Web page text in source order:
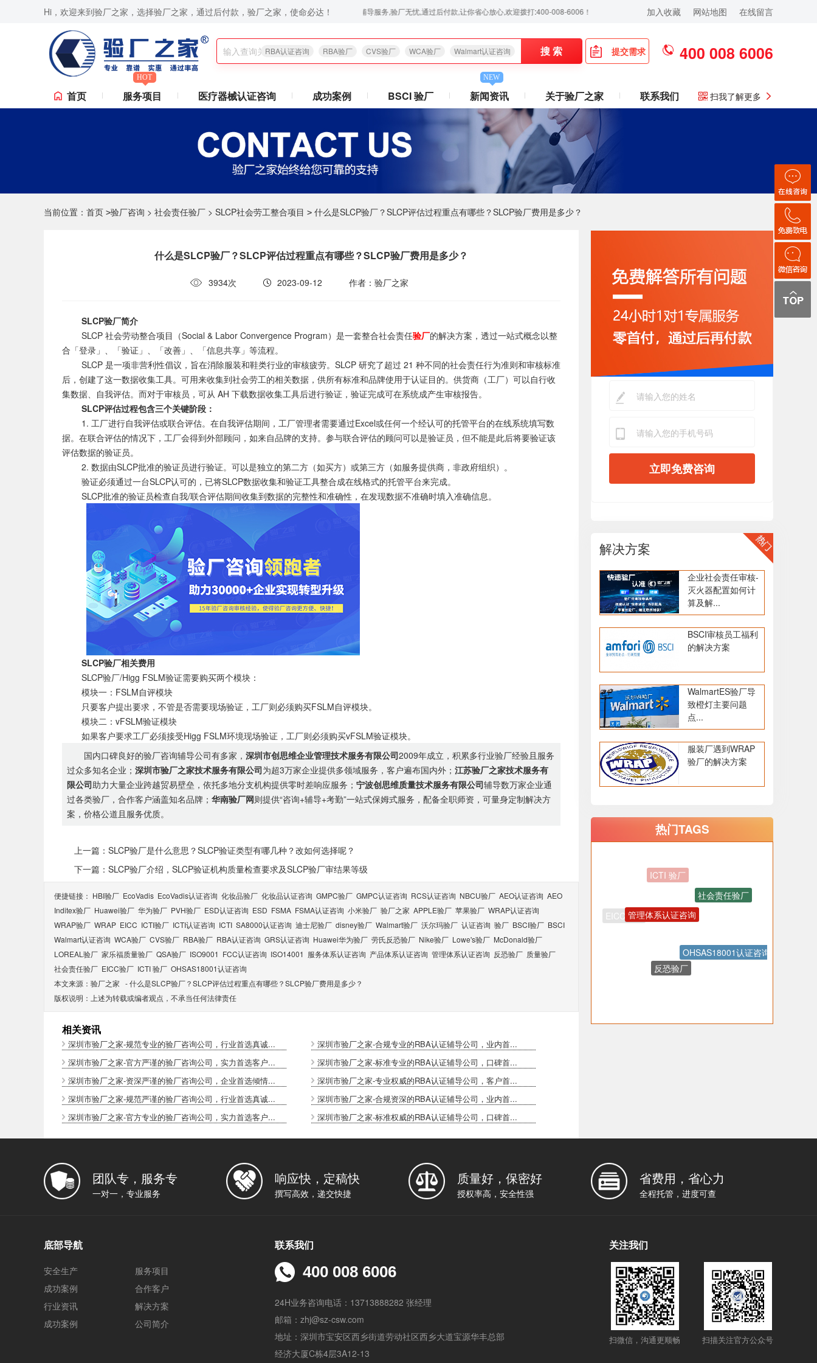
Hi，欢迎来到验厂之家，选择验厂之家，通过后付款，验厂之家，使命必达！
厂,ICTI验厂,Disney验厂,RBA认证咨询,ISO9001认证咨询,苹果验厂,华为验厂等一站式验厂咨询、验厂辅导服务,验厂无忧,通过后付款,让你省心放心,欢迎拨打:400-008-6006！ 加入收藏 网站地图 在线留言
RBA认证咨询 RBA验厂 CVS验厂 WCA验厂 Walmart认证咨询 搜 索 提交需求 400 008 6006
首页
HOT
服务项目 医疗器械认证咨询 成功案例 BSCI 验厂
NEW
新闻资讯 关于验厂之家 联系我们 扫我了解更多
当前位置： 首页 >验厂咨询 > 社会责任验厂 > SLCP社会劳工整合项目 > 什么是SLCP验厂？SLCP评估过程重点有哪些？SLCP验厂费用是多少？
什么是SLCP验厂？SLCP评估过程重点有哪些？SLCP验厂费用是多少？
3934次 2023-09-12 作者：验厂之家
SLCP验厂简介
SLCP 社会劳动整合项目（Social & Labor Convergence Program）是一套整合社会责任验厂的解决方案，透过一站式概念以整
合「登录」、「验证」、「改善」、「信息共享」等流程。
SLCP 是一项非营利性倡议，旨在消除服装和鞋类行业的审核疲劳。SLCP 研究了超过 21 种不同的社会责任行为准则和审核标准
后，创建了这一数据收集工具。可用来收集到社会劳工的相关数据，供所有标准和品牌使用于认证目的。供货商（工厂）可以自行收
集数据、自我评估。而对于审核员，可从 AH 下载数据收集工具后进行验证，验证完成可在系统成产生审核报告。
SLCP评估过程包含三个关键阶段：
1. 工厂进行自我评估或联合评估。在自我评估期间，工厂管理者需要通过Excel或任何一个经认可的托管平台的在线系统填写数
据。在联合评估的情况下，工厂会得到外部顾问，如来自品牌的支持。参与联合评估的顾问可以是验证员，但不能是此后将要验证该
评估数据的验证员。
2. 数据由SLCP批准的验证员进行验证。可以是独立的第二方（如买方）或第三方（如服务提供商，非政府组织）。
验证必须通过一台SLCP认可的，已将SLCP数据收集和验证工具整合成在线格式的托管平台来完成。
SLCP批准的验证员检查自我/联合评估期间收集到数据的完整性和准确性，在发现数据不准确时填入准确信息。
SLCP验厂相关费用
SLCP验厂/Higg FSLM验证需要购买两个模块：
模块一：FSLM自评模块
只要客户提出要求，不管是否需要现场验证，工厂则必须购买FSLM自评模块。
模块二：vFSLM验证模块
如果客户要求工厂必须接受Higg FSLM环境现场验证，工厂则必须购买vFSLM验证模块。
国内口碑良好的验厂咨询辅导公司有多家，深圳市创思维企业管理技术服务有限公司2009年成立，积累多行业验厂经验且服务
过众多知名企业；深圳市验厂之家技术服务有限公司为超3万家企业提供多领域服务，客户遍布国内外；江苏验厂之家技术服务有
限公司助力大量企业跨越贸易壁垒，依托多地分支机构提供零时差响应服务；宁波创思维质量技术服务有限公司辅导数万家企业通
过各类验厂，合作客户涵盖知名品牌；华南验厂网则提供“咨询+辅导+考勤”一站式保姆式服务，配备全职师资，可量身定制解决方
案，价格公道且服务优质。
上一篇：SLCP验厂是什么意思？SLCP验证类型有哪几种？改如何选择呢？
下一篇：SLCP验厂介绍，SLCP验证机构质量检查要求及SLCP验厂审结果等级
便捷链接： HBI验厂 EcoVadis EcoVadis​认证咨询 化妆品验厂 化妆品认证咨询 GMPC验厂 GMPC认证咨询 RCS认证咨询 NBCU验厂 AEO认证咨询 AEO
Inditex验厂 Huawei验厂 华为验厂 PVH验厂 ESD认证咨询 ESD FSMA FSMA认证咨询 小米验厂 验厂之家 APPLE验厂 苹果验厂 WRAP认证咨询
WRAP验厂 WRAP EICC ICTI验厂 ICTI认证咨询 ICTI SA8000认证咨询 迪士尼验厂 disney验厂 Walmart验厂 沃尔玛验厂 认证咨询 验厂 BSCI验厂 BSCI
Walmart认证咨询 WCA验厂 CVS验厂 RBA验厂 RBA认证咨询 GRS认证咨询 Huawei华为验厂 劳氏反恐验厂 Nike验厂 Lowe's验厂 McDonald验厂
LOREAL验厂 家乐福质量验厂 QSA验厂 ISO9001 FCC认证咨询 ISO14001 服务体系认证咨询 产品体系认证咨询 管理体系认证咨询 反恐验厂 质量验厂
社会责任验厂 EICC验厂 ICTI 验厂 OHSAS18001认证咨询
本文来源： 验厂之家 -什么是SLCP验厂？SLCP评估过程重点有哪些？SLCP验厂费用是多少？
版权说明：上述为转载或编者观点，不承当任何法律责任
相关资讯
深圳市验厂之家-规范专业的验厂咨询公司，行业首选真诚...
深圳市验厂之家-合规专业的RBA认证辅导公司，业内首...
深圳市验厂之家-官方严谨的验厂咨询公司，实力首选客户...
深圳市验厂之家-标准专业的RBA认证辅导公司，口碑首...
深圳市验厂之家-资深严谨的验厂咨询公司，企业首选倾情...
深圳市验厂之家-专业权威的RBA认证辅导公司，客户首...
深圳市验厂之家-规范严谨的验厂咨询公司，行业首选真诚...
深圳市验厂之家-合规资深的RBA认证辅导公司，业内首...
深圳市验厂之家-官方专业的验厂咨询公司，实力首选客户...
深圳市验厂之家-标准权威的RBA认证辅导公司，口碑首...
立即免费咨询
解决方案
企业社会责任审核-
灭火器配置如何计
算及解...
BSCI审核员工福利
的解决方案
WalmartES验厂导
致橙灯主要问题
点...
服装厂遇到WRAP
验厂的解决方案
热门TAGS
质量验厂
社会责任验厂
反恐验厂
管理体系认证咨询
团队专，服务专
一对一，专业服务
响应快，定稿快
撰写高效，递交快捷
质量好，保密好
授权率高，安全性强
省费用，省心力
全程托管，进度可查
底部导航
安全生产
服务项目
成功案例
合作客户
行业资讯
解决方案
成功案例
公司简介
联系我们
400 008 6006
24H业务咨询电话：13713888282 张经理
邮箱：zhj@sz-csw.com
地址：深圳市宝安区西乡街道劳动社区西乡大道宝源华丰总部
经济大厦C栋4层3A12-13
关注我们
扫微信，沟通更顺畅 扫描关注官方公众号